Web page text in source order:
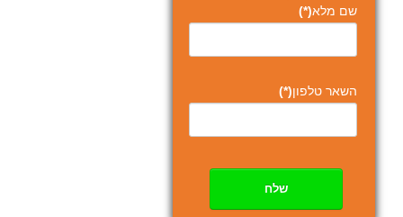
שם מלא(*)
השאר טלפון(*)
שלח